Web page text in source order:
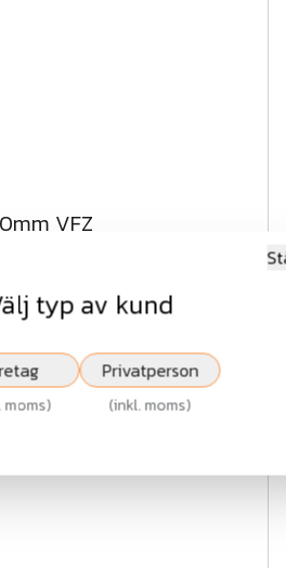
VFZ
Visa
typ av kund
moms)
Privatperson
(inkl. moms)